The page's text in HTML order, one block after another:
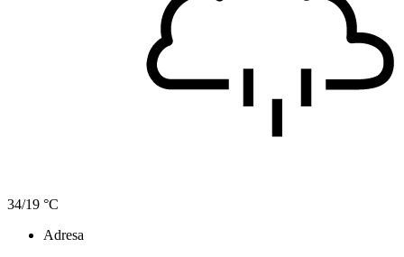
34/19 °C
Adresa